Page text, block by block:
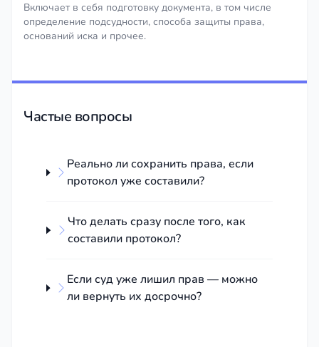
Включает в себя подготовку документа, в том числе
определение подсудности, способа защиты права,
оснований иска и прочее.
Частые вопросы
Реально ли сохранить права, если
протокол уже составили?
Что делать сразу после того, как
составили протокол?
Если суд уже лишил прав — можно
ли вернуть их досрочно?